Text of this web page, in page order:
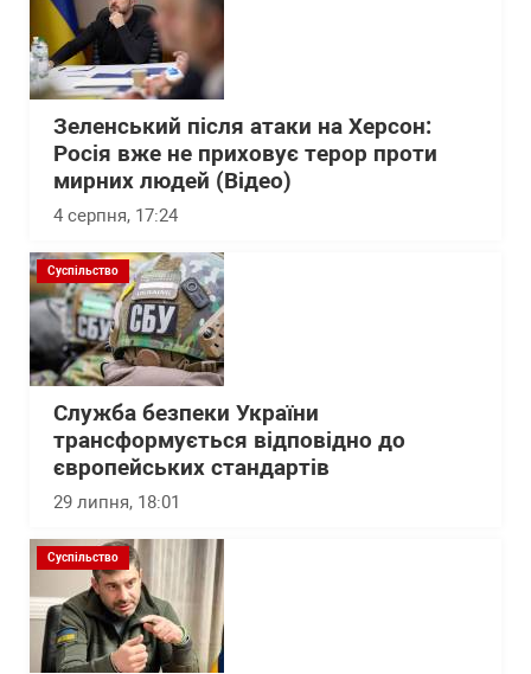
Зеленський після атаки на Херсон:
Росія вже не приховує терор проти
мирних людей (Відео)
4 серпня, 17:24
Суспільство
Служба безпеки України
трансформується відповідно до
європейських стандартів
29 липня, 18:01
Суспільство